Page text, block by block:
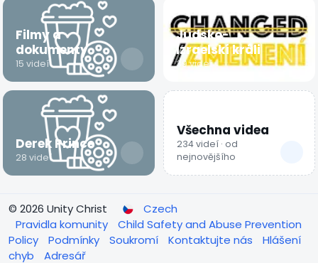
Filmy a
dokumenty
15 videí
Judsko-
Izraelskí králi
39 videí
Derek Prince
28 videí
Všechna videa
234 videí · od
nejnovějšího
© 2026 Unity Christ
Czech
Pravidla komunity
Child Safety and Abuse Prevention
Policy
Podmínky Soukromí Kontaktujte nás
Hlášení
chyb
Adresář